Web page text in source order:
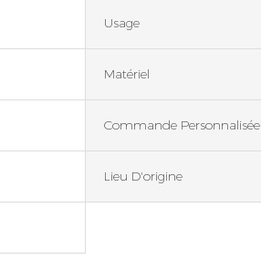
Usage
Matériel
Commande Personnalisée
Lieu D'origine